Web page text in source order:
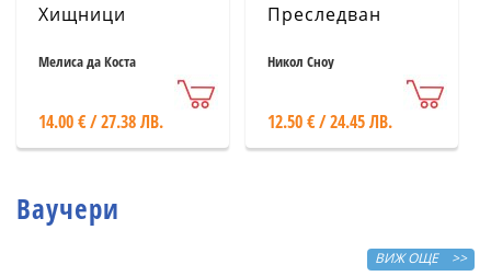
Хищници
Мелиса да Коста
14.00 € / 27.38 ЛВ.
Преследван
Никол Сноу
12.50 € / 24.45 ЛВ.
Ваучери
ВИЖ ОЩЕ >>